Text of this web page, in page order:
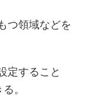
領域などを
すること
。